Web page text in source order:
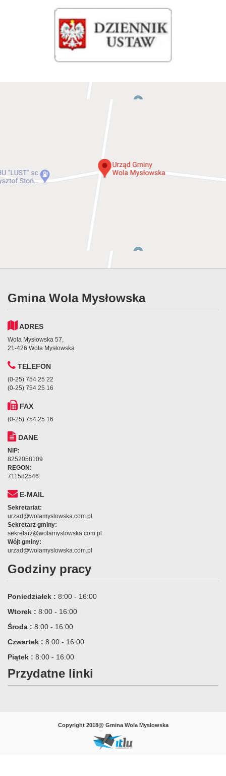
Gmina Wola Mysłowska
ADRES
Wola Mysłowska 57,
21-426 Wola Mysłowska
TELEFON
(0-25) 754 25 22
(0-25) 754 25 16
FAX
(0-25) 754 25 16
DANE
NIP:
8252058109
REGON:
711582546
E-MAIL
Sekretariat:
urzad@wolamyslowska.com.pl
Sekretarz gminy:
sekretarz@wolamyslowska.com.pl
Wójt gminy:
urzad@wolamyslowska.com.pl
Godziny pracy
Poniedziałek : 8:00 - 16:00
Wtorek : 8:00 - 16:00
Środa : 8:00 - 16:00
Czwartek : 8:00 - 16:00
Piątek : 8:00 - 16:00
Przydatne linki
Copyright 2018@ Gmina Wola Mysłowska